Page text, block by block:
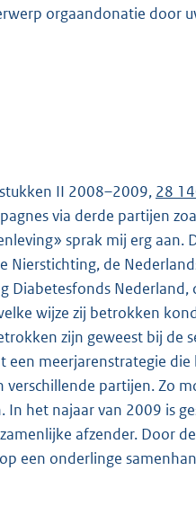
orgaandonatie door
II 2008–2009, 28
via derde partijen
sprak mij erg aan.
Nierstichting, de
Diabetesfonds
wijze zij betrokken
zijn geweest bij de
meerjarenstrategie
partijen. Zo
het najaar van 2009 is
afzender. Door
een onderlinge